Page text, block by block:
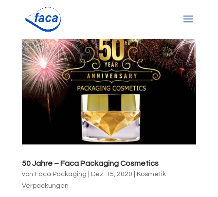
50 Jahre – Faca Packaging Cosmetics
von Faca Packaging Dez. 15, 2020
Kosmetik
Verpackungen